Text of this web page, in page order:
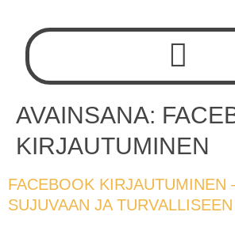
AVAINSANA:
KIRJAUTUMINEN
FACEBOOK KIRJAUTUMINEN
SUJUVAAN JA